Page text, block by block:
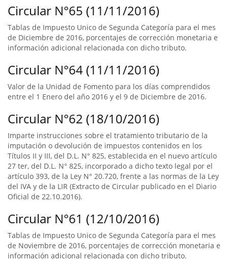
Circular N°65 (11/11/2016)
Tablas de Impuesto Unico de Segunda Categoría para el mes
de Diciembre de 2016, porcentajes de corrección monetaria e
información adicional relacionada con dicho tributo.
Circular N°64 (11/11/2016)
Valor de la Unidad de Fomento para los días comprendidos
entre el 1 Enero del año 2016 y el 9 de Diciembre de 2016.
Circular N°62 (18/10/2016)
Imparte instrucciones sobre el tratamiento tributario de la
imputación o devolución de impuestos contenidos en los
Títulos II y III, del D.L. N° 825, establecida en el nuevo artículo
27 ter, del D.L. N° 825, incorporado a dicho texto legal por el
artículo 393, de la Ley N° 20.720, frente a las normas de la Ley
del IVA y de la LIR (Extracto de Circular publicado en el Diario
Oficial de 22.10.2016).
Circular N°61 (12/10/2016)
Tablas de Impuesto Unico de Segunda Categoría para el mes
de Noviembre de 2016, porcentajes de corrección monetaria e
información adicional relacionada con dicho tributo.